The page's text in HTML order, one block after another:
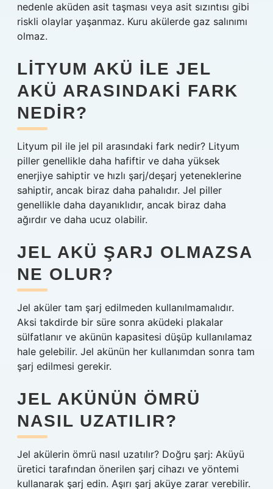
nedenle aküden asit taşması veya asit sızıntısı gibi
riskli olaylar yaşanmaz. Kuru akülerde gaz salınımı
olmaz.
LITYUM AKÜ ILE JEL
AKÜ ARASINDAKI FARK
NEDIR?
Lityum pil ile jel pil arasındaki fark nedir? Lityum
piller genellikle daha hafiftir ve daha yüksek
enerjiye sahiptir ve hızlı şarj/deşarj yeteneklerine
sahiptir, ancak biraz daha pahalıdır. Jel piller
genellikle daha dayanıklıdır, ancak biraz daha
ağırdır ve daha ucuz olabilir.
JEL AKÜ ŞARJ OLMAZSA
NE OLUR?
Jel aküler tam şarj edilmeden kullanılmamalıdır.
Aksi takdirde bir süre sonra aküdeki plakalar
sülfatlanır ve akünün kapasitesi düşüp kullanılamaz
hale gelebilir. Jel akünün her kullanımdan sonra tam
şarj edilmesi gerekir.
JEL AKÜNÜN ÖMRÜ
NASIL UZATILIR?
Jel akülerin ömrü nasıl uzatılır? Doğru şarj: Aküyü
üretici tarafından önerilen şarj cihazı ve yöntemi
kullanarak şarj edin. Aşırı şarj aküye zarar verebilir.